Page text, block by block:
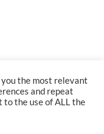
the most relevant
and repeat
to the use of ALL the